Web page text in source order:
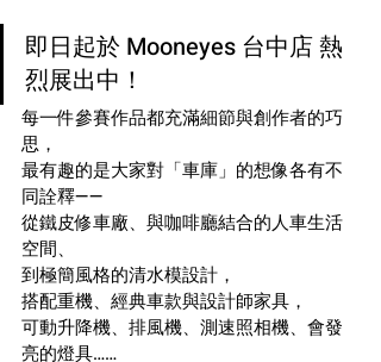
即日起於 Mooneyes 台中店 熱
烈展出中！
每一件參賽作品都充滿細節與創作者的巧
思，
最有趣的是大家對「車庫」的想像各有不
同詮釋——
從鐵皮修車廠、與咖啡廳結合的人車生活
空間、
到極簡風格的清水模設計，
搭配重機、經典車款與設計師家具，
可動升降機、排風機、測速照相機、會發
亮的燈具……